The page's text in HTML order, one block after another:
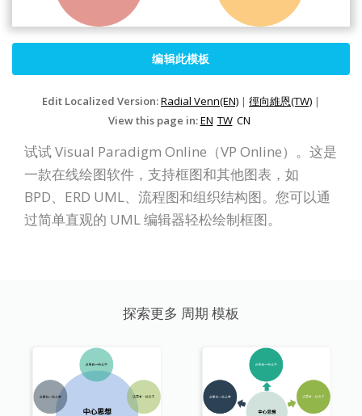
编辑此模板
Edit Localized Version:Radial Venn(EN) | 徑向維恩(TW) |
View this page in:EN TW CN
试试 Visual Paradigm Online（VP Online）。这是
一款在线绘图软件，支持框图和其他图表，如
BPD、ERD UML、流程图和组织结构图。您可以通
过简单直观的 UML 编辑器轻松绘制框图。
探索更多 周期 模板